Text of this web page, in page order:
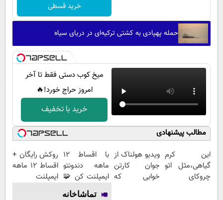
خرید قسطی
حمله پهپادی به کشتی ترکیه‌ای در دریای سیاه
میخ کوب دستی فقط تا آخر
امروز حراج خورد!🔥
خرید با تخفیف
مطالب پیشنهادی
این کرم
گیاهی،مثل اتو
چروکای
ویدیو هولناک از
جوان کارتن
خوابی که
با اقساط 12
ماهه دندونتو
ایمپلنت کن 🧩
بدون سود
روکش رایگان +
اقساط ۱۲ ماهه
ایمپلنت
تماشاخانه